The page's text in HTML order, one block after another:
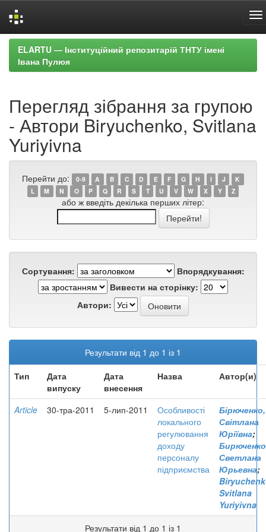
Skip
navigation
ELARTU — Інституційний репозитарій ТНТУ імені
Івана Пулюя
Перегляд зібрання за групою
- Автори Biryuchenko, Svitlana
Yuriyivna
Перейти до: 0-9 A B C D E F G H I J
K
L
M N O P Q R S T U V W X Y Z
або ж введіть декілька перших літер:
Сортування:
Впорядкування:
Вивести на сторінку:
Автори:
Результати від 1 до 1 із 1
Тип
Дата
випуску
Дата
внесення
Назва Автор(и)
Article 30-тра-2011 5-лип-2011
Особливості
локального
регулювання
доходу
персоналу
підприємства
Бірюченко,
Світлана
Юріївна;
Светлана
Юрьевна;
Svitlana
Yuriyivna
Результати від 1 до 1 із 1